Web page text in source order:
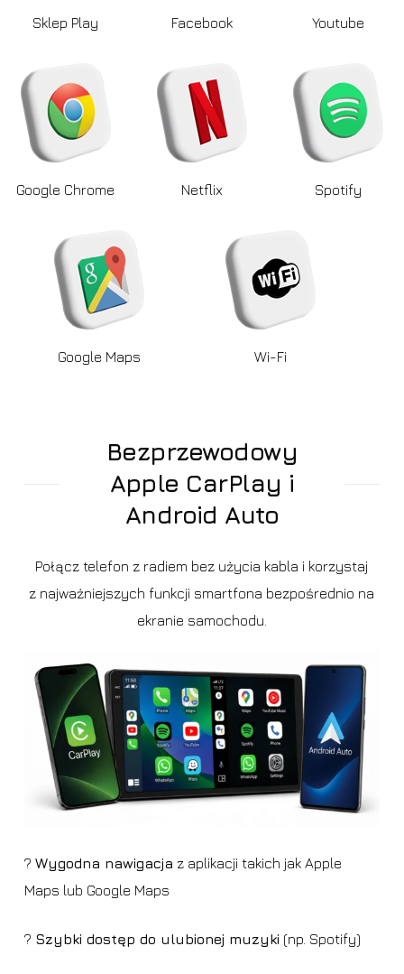
Sklep Play Facebook Youtube
Google Chrome Netflix Spotify
Google Maps Wi-Fi
Bezprzewodowy
Apple CarPlay i
Android Auto
Połącz telefon z radiem bez użycia kabla i korzystaj
z najważniejszych funkcji smartfona bezpośrednio na
ekranie samochodu.
? Wygodna nawigacja z aplikacji takich jak Apple
Maps lub Google Maps
? Szybki dostęp do ulubionej muzyki (np. Spotify)